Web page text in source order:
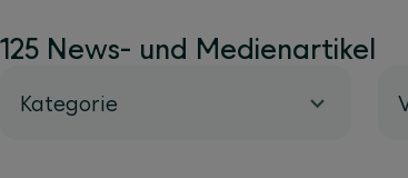
125 News- und Medienartikel
Kategorie